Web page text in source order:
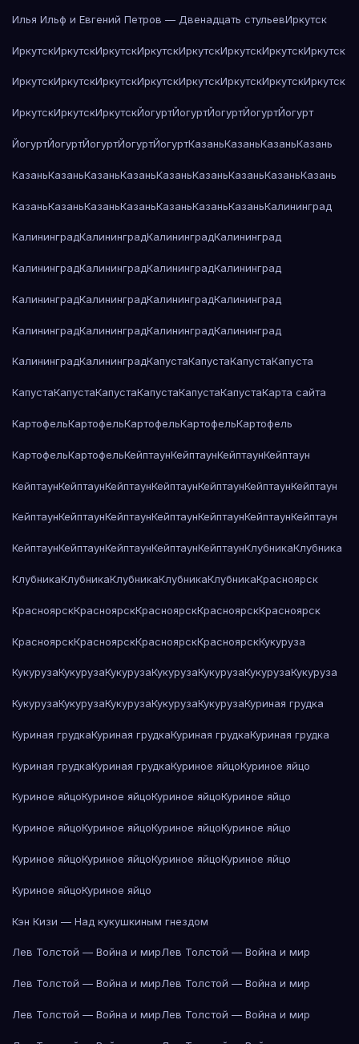
Илья Ильф и Евгений Петров — Двенадцать стульевИркутск
ИркутскИркутскИркутскИркутскИркутскИркутскИркутскИркутск
ИркутскИркутскИркутскИркутскИркутскИркутскИркутскИркутск
ИркутскИркутскИркутскЙогуртЙогуртЙогуртЙогуртЙогурт
ЙогуртЙогуртЙогуртЙогуртЙогуртКазаньКазаньКазаньКазань
КазаньКазаньКазаньКазаньКазаньКазаньКазаньКазаньКазань
КазаньКазаньКазаньКазаньКазаньКазаньКазаньКалининград
КалининградКалининградКалининградКалининград
КалининградКалининградКалининградКалининград
КалининградКалининградКалининградКалининград
КалининградКалининградКалининградКалининград
КалининградКалининградКапустаКапустаКапустаКапуста
КапустаКапустаКапустаКапустаКапустаКапустаКарта сайта
КартофельКартофельКартофельКартофельКартофель
КартофельКартофельКейптаунКейптаунКейптаунКейптаун
КейптаунКейптаунКейптаунКейптаунКейптаунКейптаунКейптаун
КейптаунКейптаунКейптаунКейптаунКейптаунКейптаунКейптаун
КейптаунКейптаунКейптаунКейптаунКейптаунКлубникаКлубника
КлубникаКлубникаКлубникаКлубникаКлубникаКрасноярск
КрасноярскКрасноярскКрасноярскКрасноярскКрасноярск
КрасноярскКрасноярскКрасноярскКрасноярскКукуруза
КукурузаКукурузаКукурузаКукурузаКукурузаКукурузаКукуруза
КукурузаКукурузаКукурузаКукурузаКукурузаКуриная грудка
Куриная грудкаКуриная грудкаКуриная грудкаКуриная грудка
Куриная грудкаКуриная грудкаКуриное яйцоКуриное яйцо
Куриное яйцоКуриное яйцоКуриное яйцоКуриное яйцо
Куриное яйцоКуриное яйцоКуриное яйцоКуриное яйцо
Куриное яйцоКуриное яйцоКуриное яйцоКуриное яйцо
Куриное яйцоКуриное яйцо
Кэн Кизи — Над кукушкиным гнездом
Лев Толстой — Война и мирЛев Толстой — Война и мир
Лев Толстой — Война и мирЛев Толстой — Война и мир
Лев Толстой — Война и мирЛев Толстой — Война и мир